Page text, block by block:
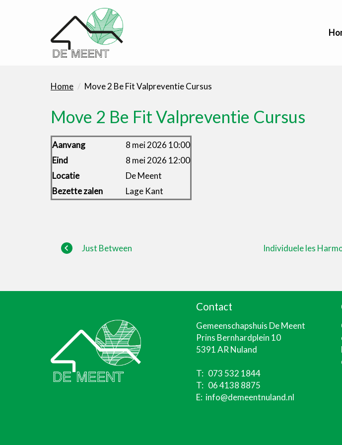
Home Move 2 Be Fit Valpreventie Cursus
Move 2 Be Fit Valpreventie Cursus
Aanvang
8 mei 2026 10:00
Eind
8 mei 2026 12:00
Locatie
De Meent
Bezette zalen
Lage Kant
Just Between Individuele les
Contact
Gemeenschapshuis De Meent
Prins Bernhardplein 10
5391 AR Nuland
T: 073 532 1844
T: 06 4138 8875
E: info@demeentnuland.nl